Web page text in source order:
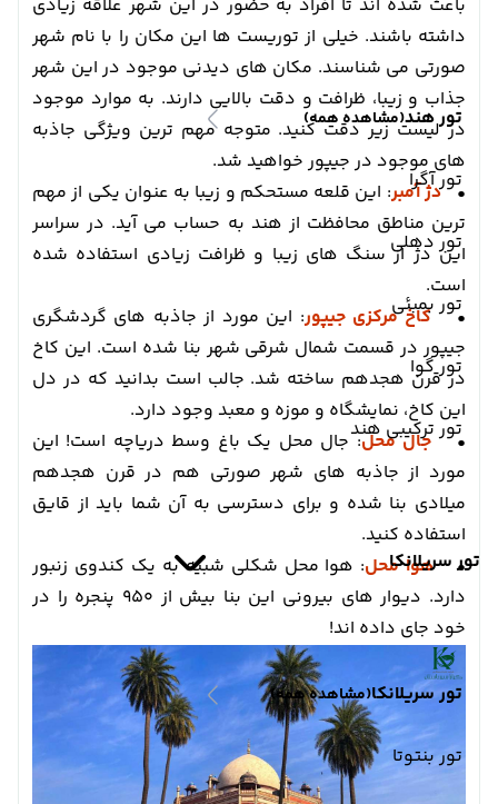
تور هند(مشاهده همه)
تور آگرا
تور دهلی
تور بمبئی
تور گوا
تور ترکیبی هند
تور سریلانکا
تور سریلانکا(مشاهده همه)
تور بنتوتا
باعث شده اند تا افراد به حضور در این شهر علاقه زیادی
داشته باشند. خیلی از توریست ها این مکان را با نام شهر
صورتی می شناسند. مکان های دیدنی موجود در این شهر
جذاب و زیبا، ظرافت و دقت بالایی دارند. به موارد موجود
در لیست زیر دقت کنید. متوجه مهم ترین ویژگی جاذبه
های موجود در جیپور خواهید شد.
•دژ آمبر: این قلعه مستحکم و زیبا به عنوان یکی از مهم
ترین مناطق محافظت از هند به حساب می آید. در سراسر
این دژ از سنگ های زیبا و ظرافت زیادی استفاده شده
است.
• کاخ مرکزی جیپور: این مورد از جاذبه های گردشگری
جیپور در قسمت شمال شرقی شهر بنا شده است. این کاخ
در قرن هجدهم ساخته شد. جالب است بدانید که در دل
این کاخ، نمایشگاه و موزه و معبد وجود دارد.
•جال محل: جال محل یک باغ وسط دریاچه است! این
مورد از جاذبه های شهر صورتی هم در قرن هجدهم
میلادی بنا شده و برای دسترسی به آن شما باید از قایق
استفاده کنید.
•هوا محل: هوا محل شکلی شبیه به یک کندوی زنبور
دارد. دیوار های بیرونی این بنا بیش از 950 پنجره را در
خود جای داده اند!